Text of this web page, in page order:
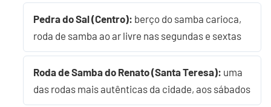
Pedra do Sal (Centro): berço do samba carioca,
roda de samba ao ar livre nas segundas e sextas
Roda de Samba do Renato (Santa Teresa): uma
das rodas mais autênticas da cidade, aos sábados